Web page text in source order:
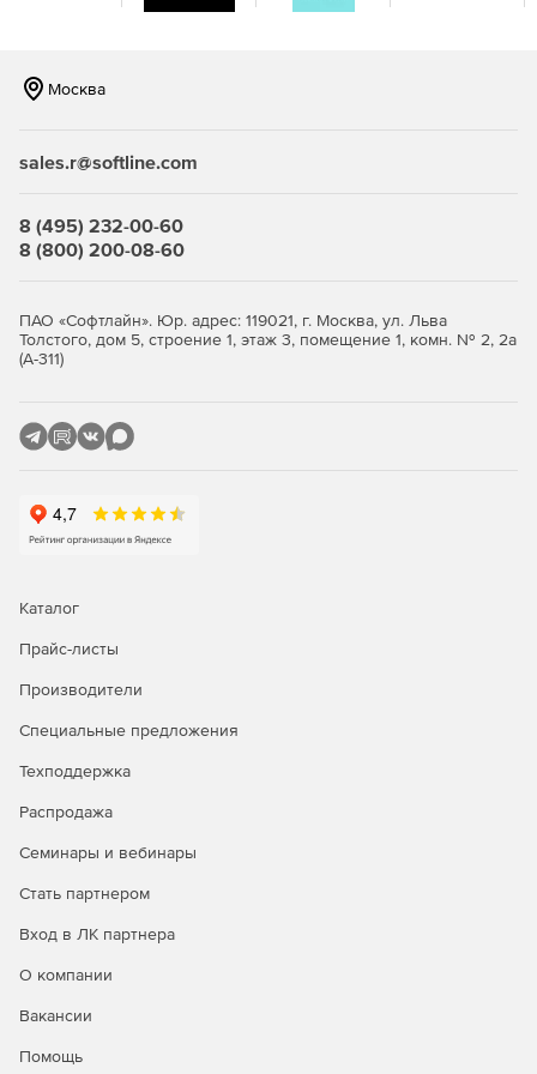
Москва
sales.r@softline.com
8 (495) 232-00-60
8 (800) 200-08-60
ПАО «Софтлайн». Юр. адрес: 119021, г. Москва, ул. Льва
Толстого, дом 5, строение 1, этаж 3, помещение 1, комн. № 2, 2а
(А-311)
Каталог
Прайс-листы
Производители
Специальные предложения
Техподдержка
Распродажа
Семинары и вебинары
Стать партнером
Вход в ЛК партнера
О компании
Вакансии
Помощь